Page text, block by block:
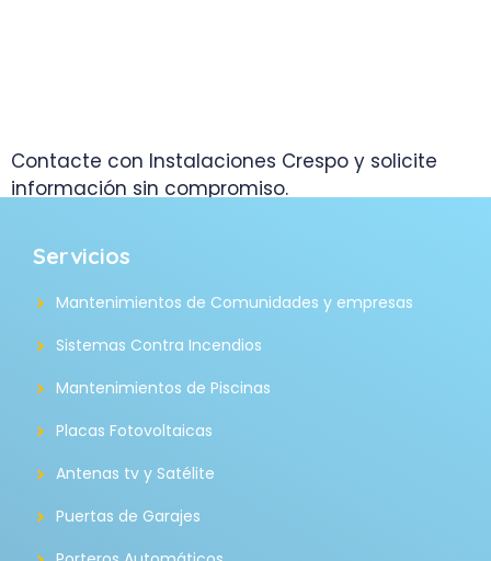
Contacte con Instalaciones Crespo y solicite
información sin compromiso.
Servicios
Mantenimientos de Comunidades y empresas
Sistemas Contra Incendios
Mantenimientos de Piscinas
Placas Fotovoltaicas
Antenas tv y Satélite
Puertas de Garajes